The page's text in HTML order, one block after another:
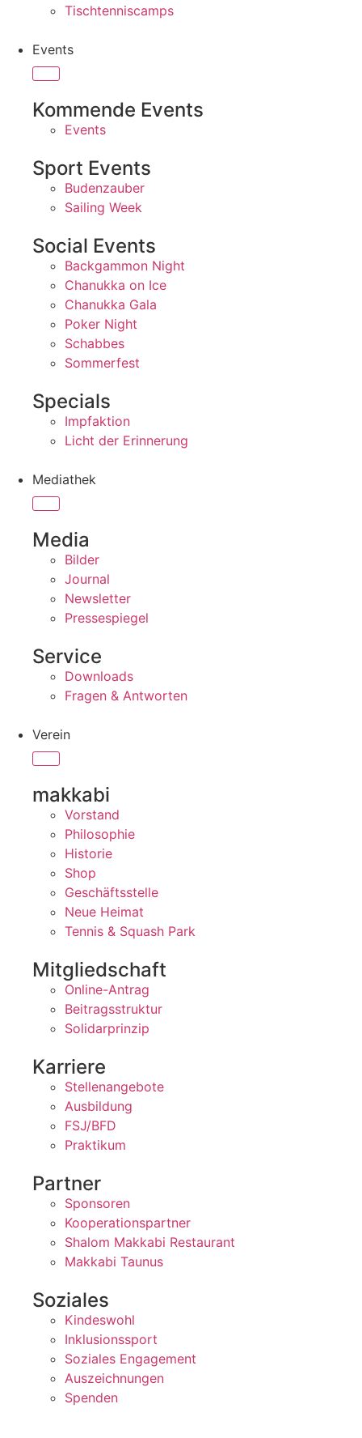
Tischtenniscamps
Events
Kommende Events
Events
Sport Events
Budenzauber
Sailing Week
Social Events
Backgammon Night
Chanukka on Ice
Chanukka Gala
Poker Night
Schabbes
Sommerfest
Specials
Impfaktion
Licht der Erinnerung
Mediathek
Media
Bilder
Journal
Newsletter
Pressespiegel
Service
Downloads
Fragen & Antworten
Verein
makkabi
Vorstand
Philosophie
Historie
Shop
Geschäftsstelle
Neue Heimat
Tennis & Squash Park
Mitgliedschaft
Online-Antrag
Beitragsstruktur
Solidarprinzip
Karriere
Stellenangebote
Ausbildung
FSJ/BFD
Praktikum
Partner
Sponsoren
Kooperationspartner
Shalom Makkabi Restaurant
Makkabi Taunus
Soziales
Kindeswohl
Inklusionssport
Soziales Engagement
Auszeichnungen
Spenden